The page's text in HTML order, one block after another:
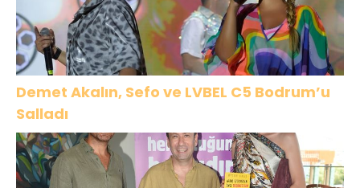
Demet Akalın, Sefo ve LVBEL C5 Bodrum’u
Salladı